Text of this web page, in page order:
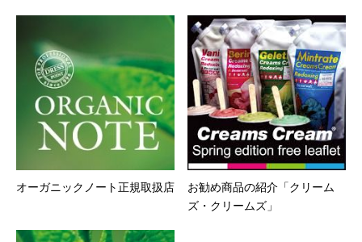
オーガニックノート正規取扱店
お勧め商品の紹介「クリーム
ズ・クリームズ」